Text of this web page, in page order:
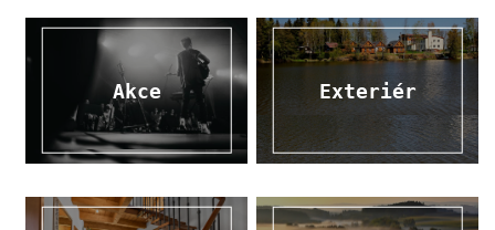
Akce Exteriér